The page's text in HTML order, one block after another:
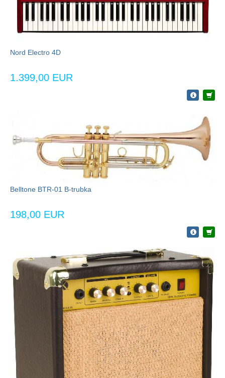
Nord Electro 4D
1.399,00 EUR
Belltone BTR-01 B-trubka
198,00 EUR